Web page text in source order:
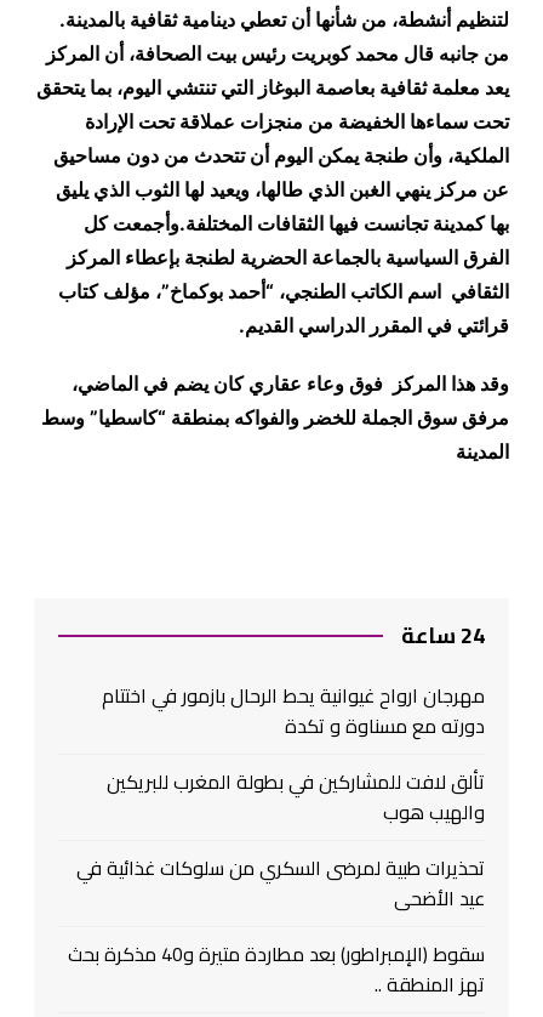
لتنظيم أنشطة، من شأنها أن تعطي دينامية ثقافية بالمدينة.
من جانبه قال محمد كوبريت رئيس بيت الصحافة، أن المركز
يعد معلمة ثقافية بعاصمة البوغاز التي تنتشي اليوم، بما يتحقق
تحت سماءها الخفيضة من منجزات عملاقة تحت الإرادة
الملكية، وأن طنجة يمكن اليوم أن تتحدث من دون مساحيق
عن مركز ينهي الغبن الذي طالها، ويعيد لها الثوب الذي يليق
بها كمدينة تجانست فيها الثقافات المختلفة.وأجمعت كل
الفرق السياسية بالجماعة الحضرية لطنجة بإعطاء المركز
الثقافي اسم الكاتب الطنجي، “أحمد بوكماخ”، مؤلف كتاب
قرائتي في المقرر الدراسي القديم.
وقد هذا المركز فوق وعاء عقاري كان يضم في الماضي،
مرفق سوق الجملة للخضر والفواكه بمنطقة “كاسطيا” وسط
المدينة
24 ساعة
مهرجان ارواح غيوانية يحط الرحال بازمور في اختتام
دورته مع مسناوة و تكدة
تألق لافت للمشاركين في بطولة المغرب للبريكين
والهيب هوب
تحذيرات طبية لمرضى السكري من سلوكات غذائية في
عيد الأضحى
سقوط (الإمبراطور) بعد مطاردة متيرة و40 مذكرة بحث
تهز المنطقة ..